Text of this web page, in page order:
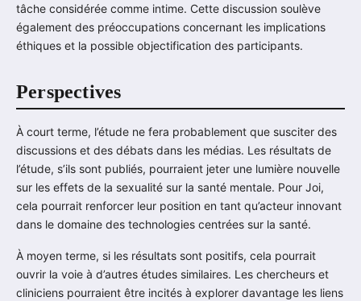
tâche considérée comme intime. Cette discussion soulève
également des préoccupations concernant les implications
éthiques et la possible objectification des participants.
Perspectives
À court terme, l’étude ne fera probablement que susciter des
discussions et des débats dans les médias. Les résultats de
l’étude, s’ils sont publiés, pourraient jeter une lumière nouvelle
sur les effets de la sexualité sur la santé mentale. Pour Joi,
cela pourrait renforcer leur position en tant qu’acteur innovant
dans le domaine des technologies centrées sur la santé.
À moyen terme, si les résultats sont positifs, cela pourrait
ouvrir la voie à d’autres études similaires. Les chercheurs et
cliniciens pourraient être incités à explorer davantage les liens